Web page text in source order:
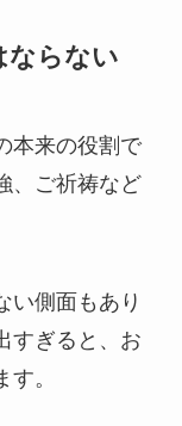
ならない
本来の役割で
、ご祈祷など
い側面もあり
すぎると、お
。